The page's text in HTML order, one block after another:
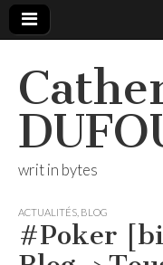
writ in bytes
ACTUALITÉS BLOG
#Poker